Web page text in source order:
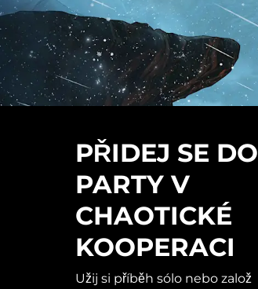
PŘIDEJ SE DO
PARTY V
CHAOTICKÉ
KOOPERACI
Užij si příběh sólo nebo založ